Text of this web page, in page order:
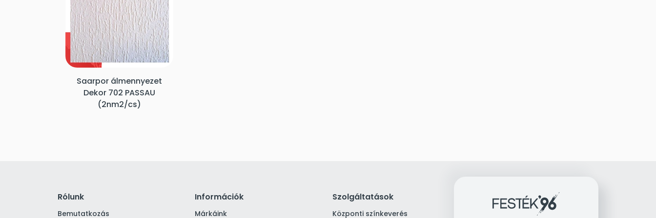
Saarpor álmennyezet
Dekor 702 PASSAU
(2nm2/cs)
Rólunk
Bemutatkozás
Információk
Márkáink
Szolgáltatások
Központi színkeverés